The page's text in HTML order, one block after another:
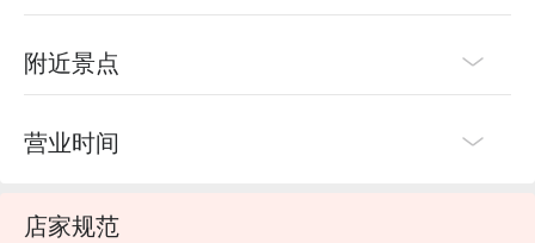
附近景点
营业时间
店家规范